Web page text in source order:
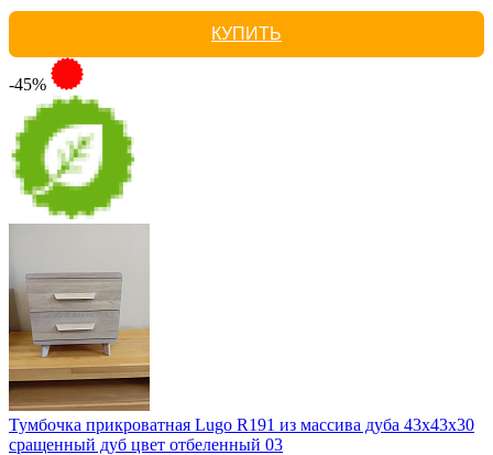
КУПИТЬ
-45%
Тумбочка прикроватная Lugo R191 из массива дуба 43х43х30
сращенный дуб цвет отбеленный 03